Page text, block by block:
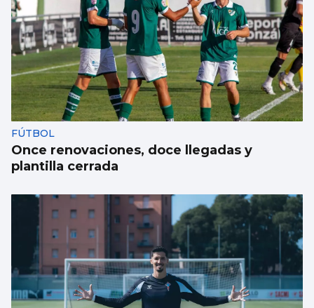
Aprendizaje para observar el ‘fin del
mundo’ sin riesgo
FÚTBOL
Once renovaciones, doce llegadas y
plantilla cerrada